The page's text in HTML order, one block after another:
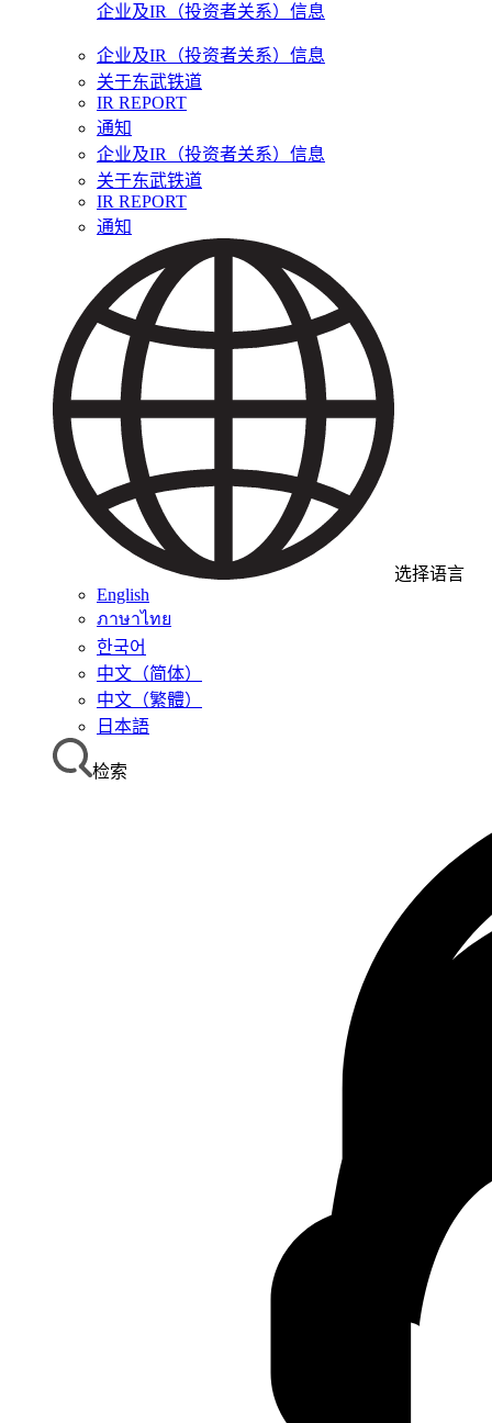
企业及IR（投资者关系）信息
企业及IR（投资者关系）信息
关于东武铁道
IR REPORT
通知
企业及IR（投资者关系）信息
关于东武铁道
IR REPORT
通知
选择语言
English
ภาษาไทย
한국어
中文（简体）
中文（繁體）
日本語
检索